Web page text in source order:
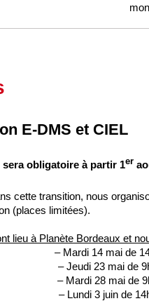
E-DMS et CIEL
sera obligatoire à partir 1er
cette transition, nous
(places limitées).
lieu à Planète Bordeaux et
– Mardi 14 mai de
– Jeudi 23 mai de
– Mardi 28 mai de
– Lundi 3 juin de